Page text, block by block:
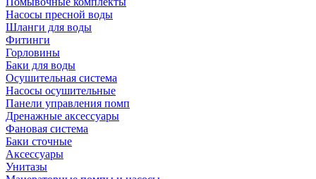
Насосы пресной воды
Шланги для воды
Фитинги
Горловины
Баки для воды
Осушительная система
Насосы осушительные
Панели управления помп
Дренажные аксессуары
Фановая система
Баки сточные
Аксессуары
Унитазы